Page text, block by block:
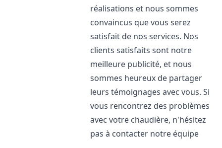
réalisations et nous sommes
convaincus que vous serez
satisfait de nos services. Nos
clients satisfaits sont notre
meilleure publicité, et nous
sommes heureux de partager
leurs témoignages avec vous. Si
vous rencontrez des problèmes
avec votre chaudière, n'hésitez
pas à contacter notre équipe